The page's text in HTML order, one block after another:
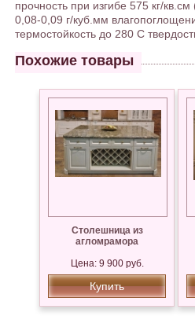
прочность при изгибе 575 кг/
0,08-0,09 г/куб.мм
термостойкость до 280 С
Похожие товары
Столешница из
агломрамора
Цена: 9 900 руб.
Купить